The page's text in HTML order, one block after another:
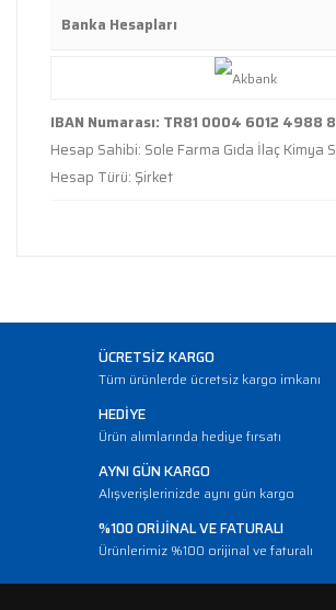
Banka Hesapları
IBAN Numarası: TR81 0004 6012
Hesap Sahibi: Sole Farma Gıda İlaç Kimya
Hesap Türü: Şirket
ÜCRETSİZ KARGO
Tüm ürünlerde ücretsiz kargo imkanı
HEDİYE
Ürün alımlarında hediye fırsatı
AYNI GÜN KARGO
Alışverişlerinizde aynı gün kargo
%100 ORİJİNAL VE FATURALI
Ürünlerimiz %100 orijinal ve faturalı